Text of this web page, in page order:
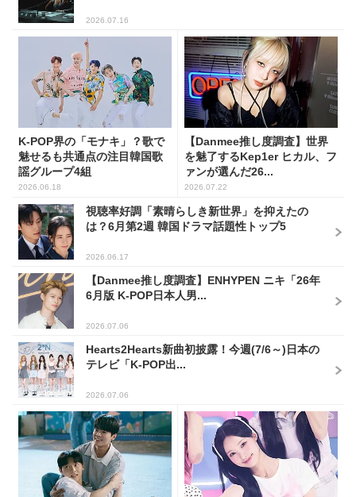
2026.07.16
K-POP界の「モナキ」？歌で
魅せるも共通点の注目韓国歌
謡グループ4組
2026.06.18
【Danmee推し度調査】世界
を魅了するKep1er ヒカル、フ
ァンが選んだ26...
2026.07.22
視聴率好調「素晴らしき新世界」を抑えたの
は？6月第2週 韓国ドラマ話題性トップ5
2026.06.17
【Danmee推し度調査】ENHYPEN ニキ「26年
6月版 K-POP日本人男...
2026.07.06
Hearts2Hearts新曲初披露！今週(7/6～)日本の
テレビ「K-POP出...
2026.07.06